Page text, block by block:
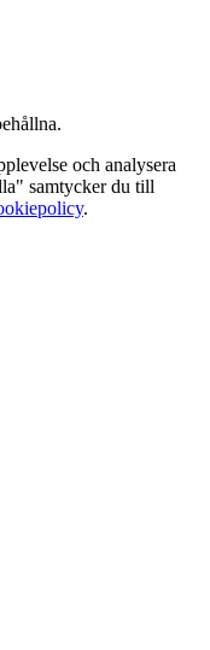
och analysera
samtycker du till
.